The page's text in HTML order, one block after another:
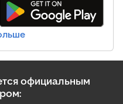
официальным